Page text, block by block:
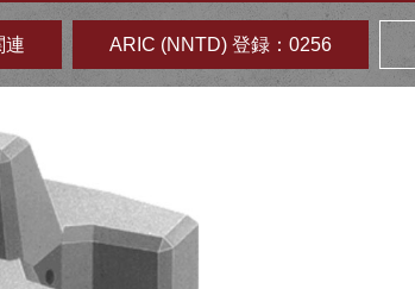
連 ARIC (NNTD) 登録：0256